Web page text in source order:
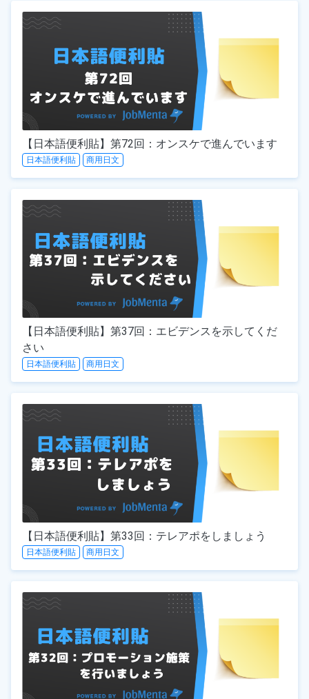
【日本語便利貼】第72回：オンスケで進んでいます
日本語便利貼 商用日文
【日本語便利貼】第37回：エビデンスを示してくだ
さい
日本語便利貼 商用日文
【日本語便利貼】第33回：テレアポをしましょう
日本語便利貼 商用日文